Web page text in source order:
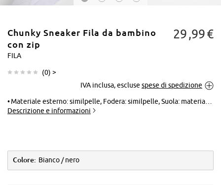
ingrandire
Chunky Sneaker Fila da bambino
con zip
FILA
(0) >
29 99€
IVA inclusa, escluse spese di spedizione
Materiale esterno: similpelle, Fodera: similpelle, Suola: materiale sintetico, Soletta: similpelle
Descrizione e informazioni
Colore: Bianco / nero